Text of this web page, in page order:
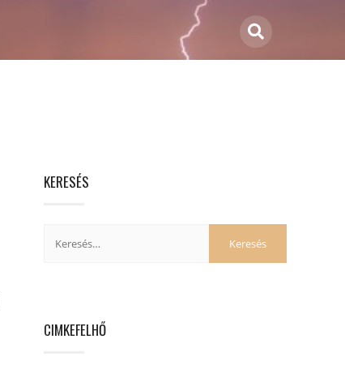
KERESÉS
CIMKEFELHŐ